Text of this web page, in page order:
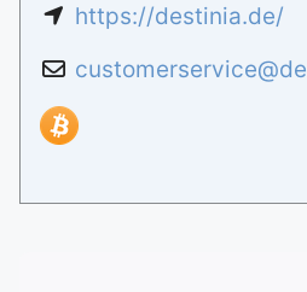
https://destinia.de/
customerservice@